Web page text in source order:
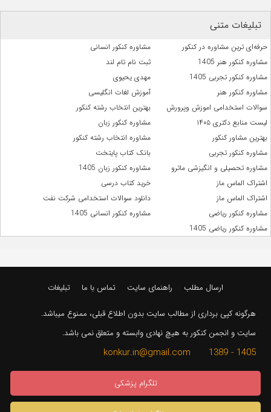
تبلیغات متنی
حرفه‌ای ترین مشاوره در کنکور
مشاوره کنکور انسانی
مشاوره کنکور هنر 1405
ثبت نام تام لند
مشاوره کنکور تجربی 1405
مهدی یحیوی
مشاوره کنکور هنر
آموزش لغات انگلیسی
سوالات استخدامی اموزش وپرورش
بهترین انتخاب رشته کنکور
لیست منابع دکتری ۱۴۰۵
مشاوره کنکور زبان
بهترین مشاور کنکور
مشاوره انتخاب رشته کنکور
مشاوره کنکور تجربی
بانک کتاب پایتخت
مشاوره تحصیلی و انگیزشی ماترو
مشاوره کنکور زبان 1405
اشتراک الماس ماز
خرید کتاب درسی
اشتراک الماس ماز
دانلود سوالات استخدامی شرکت نفت
مشاوره کنکور ریاضی
مشاوره کنکور انسانی 1405
مشاوره کنکور ریاضی 1405
ارسال مطلب راهنمای سایت تماس با ما تبلیغات
هرگونه کپی برداری از مطالب سایت بدون اطلاع قبلی، ممنوع میباشد.
سایت و انجمن کنکور به هیچ نهادی وابسته و متعلق نمی باشد.
1405 - 1389 konkur.in@gmail.com
تلگرام پزشکی